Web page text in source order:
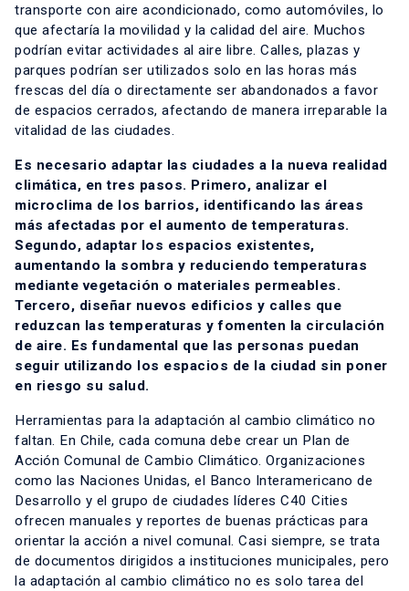
transporte con aire acondicionado, como automóviles, lo
que afectaría la movilidad y la calidad del aire. Muchos
podrían evitar actividades al aire libre. Calles, plazas y
parques podrían ser utilizados solo en las horas más
frescas del día o directamente ser abandonados a favor
de espacios cerrados, afectando de manera irreparable la
vitalidad de las ciudades.
Es necesario adaptar las ciudades a la nueva realidad
climática, en tres pasos. Primero, analizar el
microclima de los barrios, identificando las áreas
más afectadas por el aumento de temperaturas.
Segundo, adaptar los espacios existentes,
aumentando la sombra y reduciendo temperaturas
mediante vegetación o materiales permeables.
Tercero, diseñar nuevos edificios y calles que
reduzcan las temperaturas y fomenten la circulación
de aire. Es fundamental que las personas puedan
seguir utilizando los espacios de la ciudad sin poner
en riesgo su salud.
Herramientas para la adaptación al cambio climático no
faltan. En Chile, cada comuna debe crear un Plan de
Acción Comunal de Cambio Climático. Organizaciones
como las Naciones Unidas, el Banco Interamericano de
Desarrollo y el grupo de ciudades líderes C40 Cities
ofrecen manuales y reportes de buenas prácticas para
orientar la acción a nivel comunal. Casi siempre, se trata
de documentos dirigidos a instituciones municipales, pero
la adaptación al cambio climático no es solo tarea del